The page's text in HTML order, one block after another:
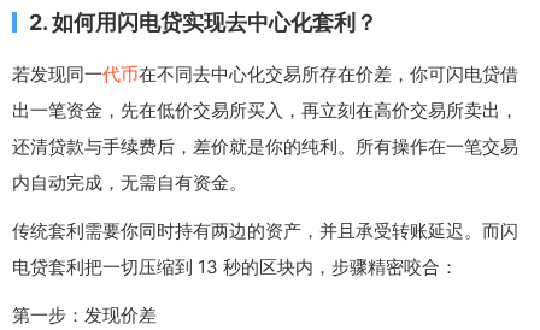
2. 如何用闪电贷实现去中心化套利？
若发现同一代币在不同去中心化交易所存在价差，你可闪电贷借
出一笔资金，先在低价交易所买入，再立刻在高价交易所卖出，
还清贷款与手续费后，差价就是你的纯利。所有操作在一笔交易
内自动完成，无需自有资金。
传统套利需要你同时持有两边的资产，并且承受转账延迟。而闪
电贷套利把一切压缩到 13 秒的区块内，步骤精密咬合：
第一步：发现价差